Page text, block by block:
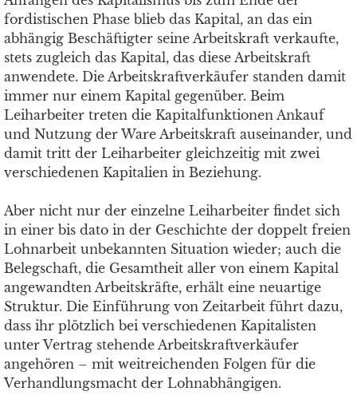
fordistischen Phase blieb das Kapital, an das ein
abhängig Beschäftigter seine Arbeitskraft verkaufte,
stets zugleich das Kapital, das diese Arbeitskraft
anwendete. Die Arbeitskraftverkäufer standen damit
immer nur einem Kapital gegenüber. Beim
Leiharbeiter treten die Kapitalfunktionen Ankauf
und Nutzung der Ware Arbeitskraft auseinander, und
damit tritt der Leih­arbeiter gleichzeitig mit zwei
verschiedenen Kapitalien in Beziehung.
Aber nicht nur der einzelne Leiharbeiter findet sich
in einer bis dato in der Geschichte der doppelt freien
Lohnarbeit unbekannten Situation wieder; auch die
Belegschaft, die Gesamtheit aller von einem Kapital
angewandten Arbeitskräfte, erhält eine neuartige
Struktur. Die Einführung von Zeitarbeit führt dazu,
dass ihr plötzlich bei verschiedenen Kapitalisten
unter Vertrag stehende Arbeitskraftverkäufer
angehören – mit weitreichenden Folgen für die
Verhandlungsmacht der Lohnabhängigen.